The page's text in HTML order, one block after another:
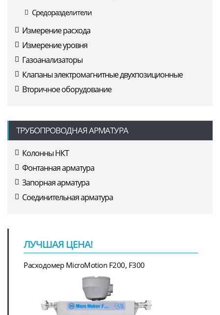
Средоразделители
Измерение расхода
Измерение уровня
Газоанализаторы
Клапаны электромагнитные двухпозиционные
Вторичное оборудование
ТРУБОПРОВОДНАЯ АРМАТУРА
Колонны НКТ
Фонтанная арматура
Запорная арматура
Соединительная арматура
ЛУЧШАЯ ЦЕНА!
Расходомер MicroMotion F200, F300